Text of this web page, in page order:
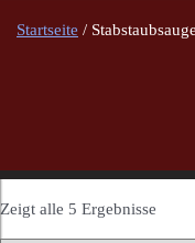
Startseite /
Zeigt alle 5 Ergebnisse